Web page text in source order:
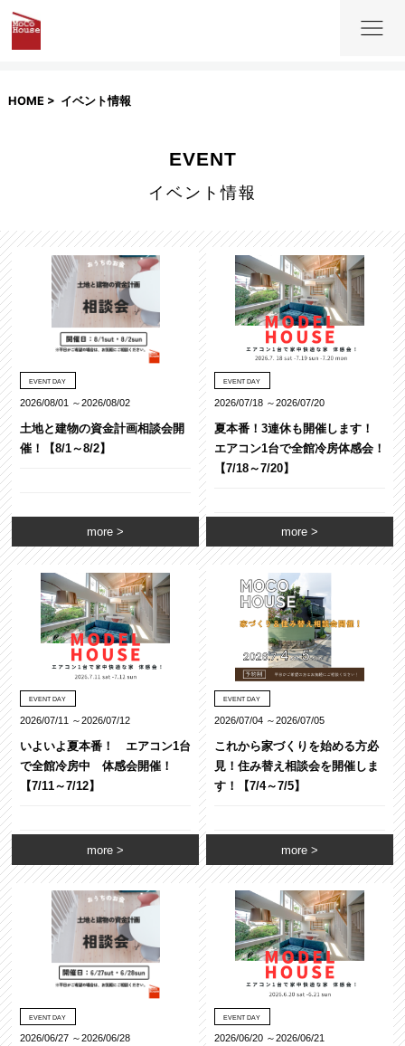
HOME イベント情報
EVENT
イベント情報
EVENT DAY
2026/08/01 ～2026/08/02
土地と建物の資金計画相談会開
催！【8/1～8/2】
more
EVENT DAY
2026/07/18 ～2026/07/20
夏本番！3連休も開催します！
エアコン1台で全館冷房体感会！
【7/18～7/20】
more
EVENT DAY
2026/07/11 ～2026/07/12
いよいよ夏本番！ エアコン1台
で全館冷房中 体感会開催！
【7/11～7/12】
more
EVENT DAY
2026/07/04 ～2026/07/05
これから家づくりを始める方必
見！住み替え相談会を開催しま
す！【7/4～7/5】
more
EVENT DAY
2026/06/27 ～2026/06/28
EVENT DAY
2026/06/20 ～2026/06/21